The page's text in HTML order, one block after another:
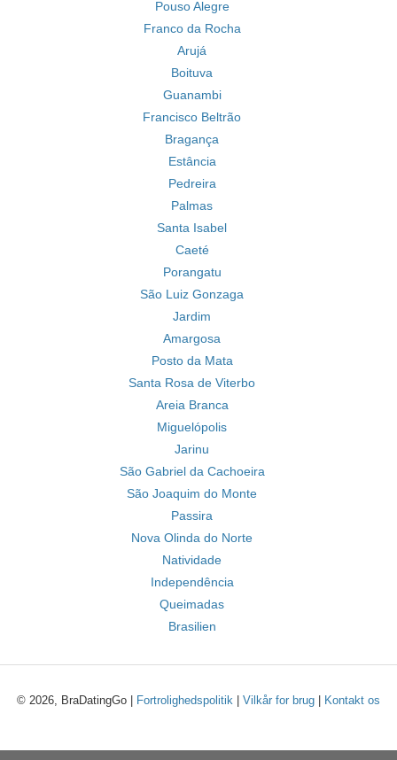
Pouso Alegre
Franco da Rocha
Arujá
Boituva
Guanambi
Francisco Beltrão
Bragança
Estância
Pedreira
Palmas
Santa Isabel
Caeté
Porangatu
São Luiz Gonzaga
Jardim
Amargosa
Posto da Mata
Santa Rosa de Viterbo
Areia Branca
Miguelópolis
Jarinu
São Gabriel da Cachoeira
São Joaquim do Monte
Passira
Nova Olinda do Norte
Natividade
Independência
Queimadas
Brasilien
© 2026, BraDatingGo | Fortrolighedspolitik Vilkår for brug Kontakt os